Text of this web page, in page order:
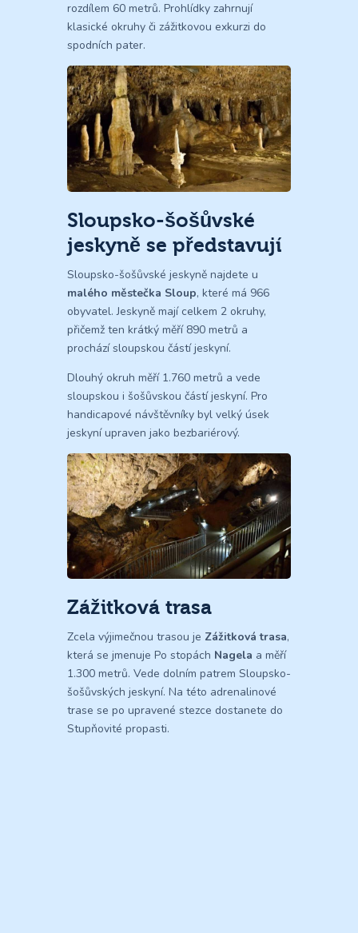
rozdílem 60 metrů. Prohlídky zahrnují
klasické okruhy či zážitkovou exkurzi do
spodních pater.
Sloupsko-šošůvské
jeskyně se představují
Sloupsko-šošůvské jeskyně najdete u
malého městečka Sloup, které má 966
obyvatel. Jeskyně mají celkem 2 okruhy,
přičemž ten krátký měří 890 metrů a
prochází sloupskou částí jeskyní.
Dlouhý okruh měří 1.760 metrů a vede
sloupskou i šošůvskou částí jeskyní. Pro
handicapové návštěvníky byl velký úsek
jeskyní upraven jako bezbariérový.
Zážitková trasa
Zcela výjimečnou trasou je Zážitková trasa,
která se jmenuje Po stopách Nagela a měří
1.300 metrů. Vede dolním patrem Sloupsko-
šošůvských jeskyní. Na této adrenalinové
trase se po upravené stezce dostanete do
Stupňovité propasti.